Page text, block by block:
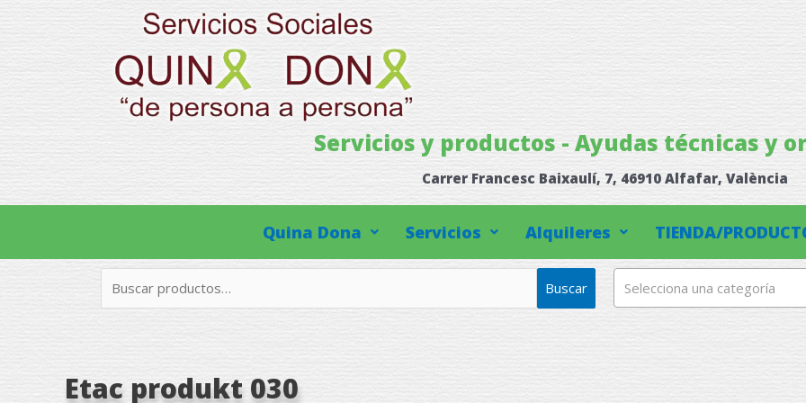
al
contenido
Servicios y productos - Ayudas técnicas y
Carrer Francesc Baixaulí, 7, 46910 Alfafar, València
Quina Dona Servicios Alquileres TIENDA/
por:
Buscar Selecciona una categoría
Etac produkt 030